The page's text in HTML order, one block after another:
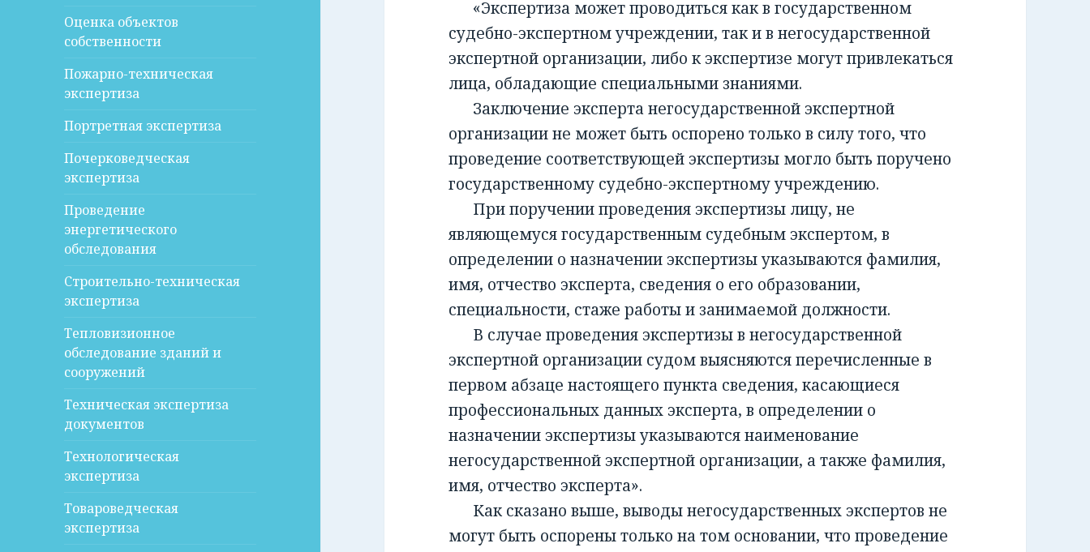
Оценка объектов
собственности
Пожарно-техническая
экспертиза
Портретная экспертиза
Почерковедческая
экспертиза
Проведение
энергетического
обследования
Строительно-техническая
экспертиза
Тепловизионное
обследование зданий и
сооружений
Техническая экспертиза
документов
Технологическая
экспертиза
Товароведческая
экспертиза
«Экспертиза может проводиться как в государственном
судебно-экспертном учреждении, так и в негосударственной
экспертной организации, либо к экспертизе могут привлекаться
лица, обладающие специальными знаниями.
Заключение эксперта негосударственной экспертной
организации не может быть оспорено только в силу того, что
проведение соответствующей экспертизы могло быть поручено
государственному судебно-экспертному учреждению.
При поручении проведения экспертизы лицу, не
являющемуся государственным судебным экспертом, в
определении о назначении экспертизы указываются фамилия,
имя, отчество эксперта, сведения о его образовании,
специальности, стаже работы и занимаемой должности.
В случае проведения экспертизы в негосударственной
экспертной организации судом выясняются перечисленные в
первом абзаце настоящего пункта сведения, касающиеся
профессиональных данных эксперта, в определении о
назначении экспертизы указываются наименование
негосударственной экспертной организации, а также фамилия,
имя, отчество эксперта».
Как сказано выше, выводы негосударственных экспертов не
могут быть оспорены только на том основании, что проведение